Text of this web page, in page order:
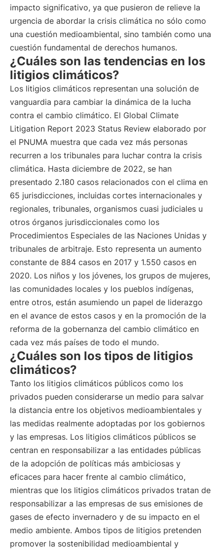
impacto significativo, ya que pusieron de relieve la
urgencia de abordar la crisis climática no sólo como
una cuestión medioambiental, sino también como una
cuestión fundamental de derechos humanos.
¿Cuáles son las tendencias en los
litigios climáticos?
Los litigios climáticos representan una solución de
vanguardia para cambiar la dinámica de la lucha
contra el cambio climático. El Global Climate
Litigation Report 2023 Status Review elaborado por
el PNUMA muestra que cada vez más personas
recurren a los tribunales para luchar contra la crisis
climática. Hasta diciembre de 2022, se han
presentado 2.180 casos relacionados con el clima en
65 jurisdicciones, incluidas cortes internacionales y
regionales, tribunales, organismos cuasi judiciales u
otros órganos jurisdiccionales como los
Procedimientos Especiales de las Naciones Unidas y
tribunales de arbitraje. Esto representa un aumento
constante de 884 casos en 2017 y 1.550 casos en
2020. Los niños y los jóvenes, los grupos de mujeres,
las comunidades locales y los pueblos indígenas,
entre otros, están asumiendo un papel de liderazgo
en el avance de estos casos y en la promoción de la
reforma de la gobernanza del cambio climático en
cada vez más países de todo el mundo.
¿Cuáles son los tipos de litigios
climáticos?
Tanto los litigios climáticos públicos como los
privados pueden considerarse un medio para salvar
la distancia entre los objetivos medioambientales y
las medidas realmente adoptadas por los gobiernos
y las empresas. Los litigios climáticos públicos se
centran en responsabilizar a las entidades públicas
de la adopción de políticas más ambiciosas y
eficaces para hacer frente al cambio climático,
mientras que los litigios climáticos privados tratan de
responsabilizar a las empresas de sus emisiones de
gases de efecto invernadero y de su impacto en el
medio ambiente. Ambos tipos de litigios pretenden
promover la sostenibilidad medioambiental y